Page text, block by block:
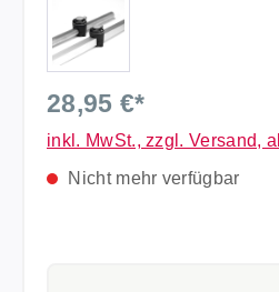
28,95 €*
inkl. MwSt., zzgl. Versand,
Nicht mehr verfügbar